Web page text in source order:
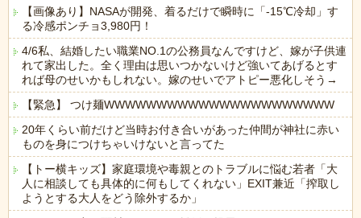
【画像あり】NASAが開発、着るだけで瞬時に「-15℃冷却」す
る冷感ポンチョ3,980円！
4/6私、結婚したい職業NO.1の公務員なんですけど、嫁が子供連
れて家出した。全く理由は思いつかないけど強いてあげるとす
れば母のせいかもしれない。嫁のせいでアトピー悪化しそう→
【緊急】 つけ麺WWWWWWWWWWWWWWWWWWWWWW
20年くらい前だけど当時お付き合いがあった仲間が神社に赤い
ものを身につけちゃいけないと言ってた
【トー横キッズ】家庭環境や毒親とのトラブルに悩む若者「大
人に相談しても具体的に何もしてくれない」EXIT兼近「搾取し
ようとする大人をどう除外するか」